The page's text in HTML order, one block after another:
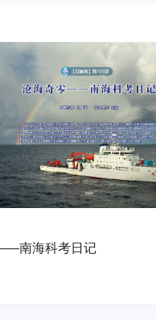
南海科考日记